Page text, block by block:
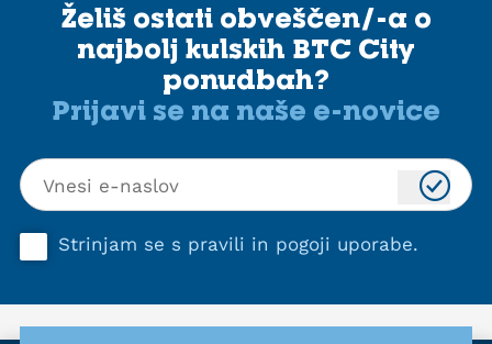
Želiš ostati obveščen/-a o
najbolj kulskih BTC City
ponudbah?
Prijavi se na naše e-novice
Strinjam se s pravili in pogoji uporabe.